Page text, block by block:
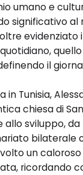
umano e
significativo al
il
Tunisia,
chiesa di
sviluppo, da
bilaterale
un
ricordando